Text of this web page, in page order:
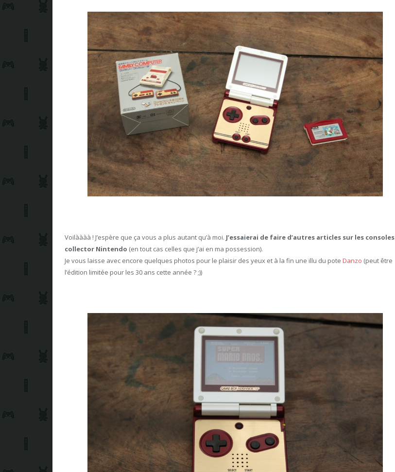
Voilàààà ! J’espère que ça vous a plus autant qu’à moi. J’essaierai de faire d’autres articles sur les consoles
collector Nintendo (en tout cas celles que j’ai en ma possession).
Je vous laisse avec encore quelques photos pour le plaisir des yeux et à la fin une illu du pote Danzo (peut être
l’édition limitée pour les 30 ans cette année ? ;))